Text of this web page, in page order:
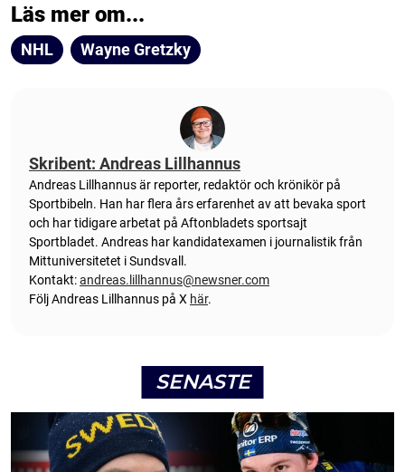
Läs mer om...
NHL Wayne Gretzky
Skribent: Andreas Lillhannus
Andreas Lillhannus är reporter, redaktör och krönikör på
Sportbibeln. Han har flera års erfarenhet av att bevaka sport
och har tidigare arbetat på Aftonbladets sportsajt
Sportbladet. Andreas har kandidatexamen i journalistik från
Mittuniversitetet i Sundsvall.
Kontakt:andreas.lillhannus@newsner.com
Följ Andreas Lillhannus på X här.
SENASTE